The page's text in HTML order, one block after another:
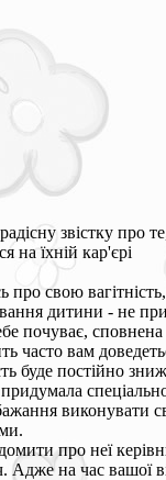
звістку про
на їхній кар'єрі
про свою
дитини - не
почуває,
часто вам
буде постійно
про неї
Адже на час